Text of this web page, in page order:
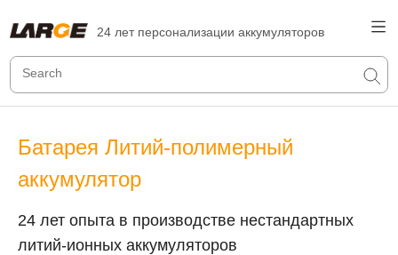
24 лет персонализации аккумуляторов
Батарея Литий-полимерный
аккумулятор
24 лет опыта в производстве нестандартных
литий-ионных аккумуляторов